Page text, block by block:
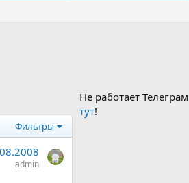
Фильтры
admin
Не работает
тут!